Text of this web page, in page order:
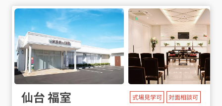
仙台 福室 式場見学可 対面相談可